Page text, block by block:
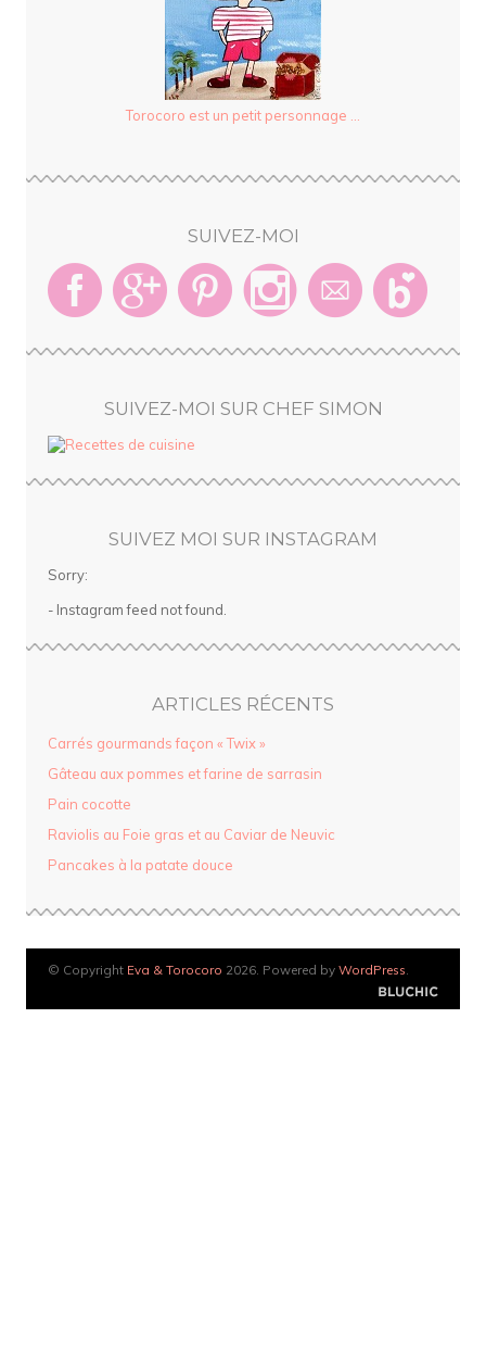
Torocoro est un petit personnage ...
SUIVEZ-MOI
SUIVEZ-MOI SUR CHEF SIMON
SUIVEZ MOI SUR INSTAGRAM
Sorry:
- Instagram feed not found.
ARTICLES RÉCENTS
Carrés gourmands façon « Twix »
Gâteau aux pommes et farine de sarrasin
Pain cocotte
Raviolis au Foie gras et au Caviar de Neuvic
Pancakes à la patate douce
© Copyright Eva & Torocoro 2026. Powered by WordPress